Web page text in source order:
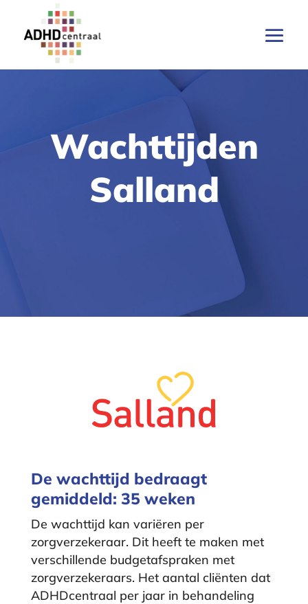
Wachttijden
Salland
De wachttijd bedraagt
gemiddeld: 35 weken
De wachttijd kan variëren per
zorgverzekeraar. Dit heeft te maken met
verschillende budgetafspraken met
zorgverzekeraars. Het aantal cliënten dat
ADHDcentraal per jaar in behandeling